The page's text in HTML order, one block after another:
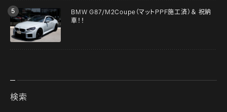
BMW G87/M2Coupe（マットPPF施工済）＆ 祝納
車！！
検索